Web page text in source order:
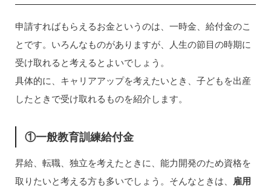
申請すればもらえるお金というのは、一時金、給付金のこ
とです。いろんなものがありますが、人生の節目の時期に
受け取れると考えるとよいでしょう。
具体的に、キャリアアップを考えたいとき、子どもを出産
したときで受け取れるものを紹介します。
①一般教育訓練給付金
昇給、転職、独立を考えたときに、能力開発のため資格を
取りたいと考える方も多いでしょう。そんなときは、 雇用